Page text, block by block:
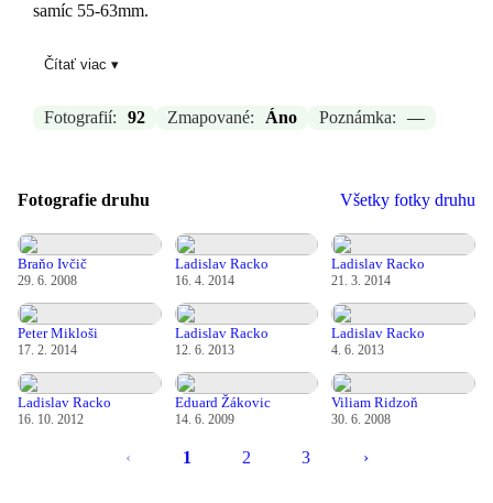
samíc 55-63mm.
Telo- je prevažne čierne so žltými škvrnami.
je u samcov na 7.-9. článku kyjakovito rozšírené. Na 2.-3.
žlté pásky sú o dosť širšie. Prívesky samcov sú rovnobežné
na báze sa nedotýkajú, pri pohľade z boku je vidieť dva malé
zúbky. Samice majú výrazné kladielko, ktoré je celé čierne
bez bazálnej škvrny.
Krídla-
sú číre. Dĺžka krídla je 41-47 mm. Samce majú v
zadnom krídle análny uhol ktorý tvoria 3 bunky žilnatiny.
Nohy-
Možnosť zámeny:
Zámeniť sa dá hlavne s C.boltonii,ktorý
má na boku hrudi 3 žlté pásy a na 4.-8.článku bruška po dve
Čítať viac ▾
Fotografií: 92 Zmapované: Áno Poznámka: —
Fotografie druhu Všetky fotky druhu
Braňo Ivčič
29. 6. 2008
Ladislav Racko
16. 4. 2014
Ladislav Racko
21. 3. 2014
Peter Mikloši
17. 2. 2014
Ladislav Racko
12. 6. 2013
Ladislav Racko
4. 6. 2013
Ladislav Racko
16. 10. 2012
Eduard Žákovic
14. 6. 2009
Viliam Ridzoň
30. 6. 2008
‹ 1 2 3 ›